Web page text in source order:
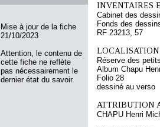
Mise à jour de la fiche
21/10/2023
Attention, le contenu de
cette fiche ne reflète
pas nécessairement le
dernier état du savoir.
INVENTAIRES
Cabinet des
Fonds des
RF 23213, 57
LOCALISATION
Réserve des
Album Chapu
Folio 28
dessiné au verso
ATTRIBUTION
CHAPU Henri